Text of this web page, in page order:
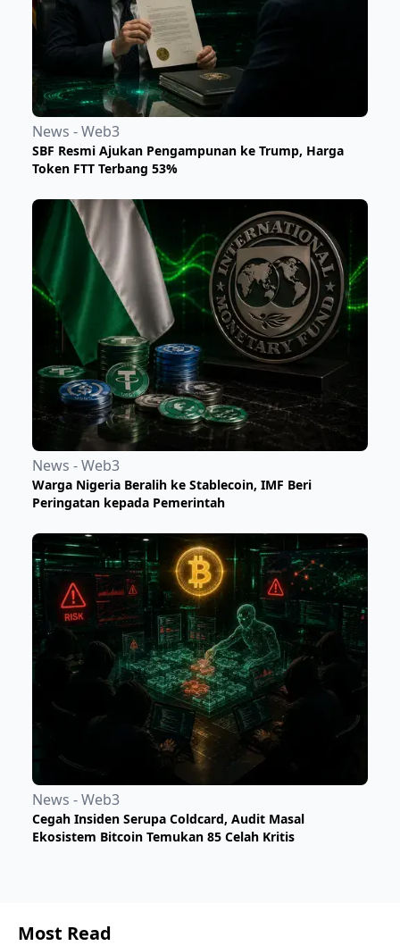
News - Web3
SBF Resmi Ajukan Pengampunan ke Trump, Harga
Token FTT Terbang 53%
News - Web3
Warga Nigeria Beralih ke Stablecoin, IMF Beri
Peringatan kepada Pemerintah
News - Web3
Cegah Insiden Serupa Coldcard, Audit Masal
Ekosistem Bitcoin Temukan 85 Celah Kritis
Most Read